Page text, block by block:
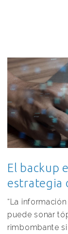
El backup
estrategia
“La
puede sonar
rimbombante